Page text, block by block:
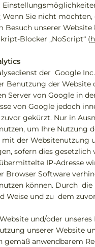
Wenn Sie nicht
unserer
Blocker „NoScript“ (
der Google
Benutzung der
Server von Google in
von Google jedoch
gekürzt. Nur in
um Ihre Nutzung
der
sofern dies
IP-Adresse
Software
können. Durch
und zu dem
und/oder
unserer Website
anwendbarem